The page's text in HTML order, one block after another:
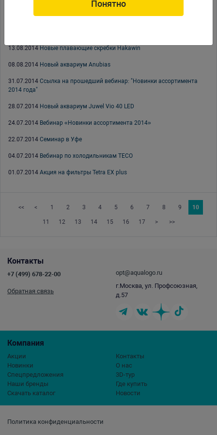
03.09.2014Приглашение на ПаркЗоо 2014
13.08.2014 Новые плавающие скребки Hakawin
08.08.2014 Новый аквариум Anubias
31.07.2014 Ссылка на прошедший вебинар: "Новинки ассортимента
2014 года"
28.07.2014 Новый аквариум Juwel Vio 40 LED
24.07.2014 Вебинар «Новинки ассортимента 2014»
22.07.2014 Семинар в Уфе
04.07.2014 Вебинар по холодильникам TECO
01.07.2014 Акция на фильтры Tetra EX plus
<< < 1 2 3 4 5 6 7 8 9 10
11 12 13 14 15 16 17 > >>
Политика конфиденциальности
Компания
Акции
Новинки
Спецпредложения
Наши бренды
Скачать каталог
Контакты
О нас
3D-тур
Где купить
Новости
Контакты
+7 (499) 678-22-00
Обратная связь
opt@aqualogo.ru
г.Москва, ул. Профсоюзная,
д.57
Понятно